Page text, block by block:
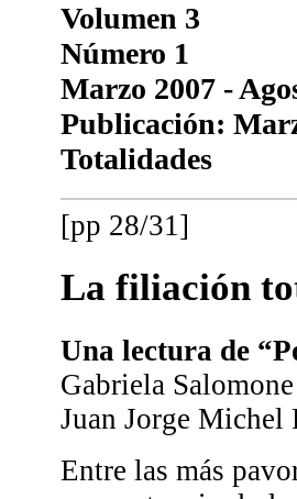
Volumen 3
Número 1
Marzo 2007 -
Publicación:
Totalidades
[pp 28/31]
La filiación
Una lectura de
Gabriela Salomone
Juan Jorge Michel
Entre las más